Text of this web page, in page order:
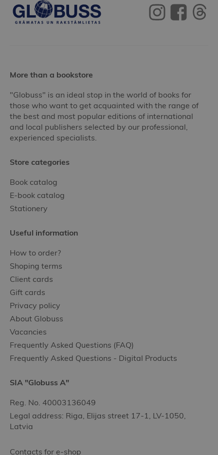
More than a bookstore
"Globuss" is an ideal stop in the world of books for
those who want to get acquainted with the range of
the best and most popular editions of international
and local publishers selected by our professional,
experienced specialists.
Store categories
Book catalog
E-book catalog
Stationery
Useful information
How to order?
Shoping terms
Client cards
Gift cards
Privacy policy
About Globuss
Vacancies
Frequently Asked Questions (FAQ)
Frequently Asked Questions - Digital Products
SIA "Globuss A"
Reg. No. 40003136049
Legal address: Riga, Elijas street 17-1, LV-1050,
Latvia
Contacts for e-shop